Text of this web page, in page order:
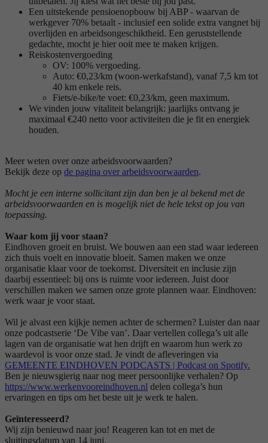
Een uitstekende pensioenopbouw bij ABP - waarvan de
werkgever 70% betaalt - inclusief een solide extra vangnet bij
overlijden en arbeidsongeschiktheid. Een geruststellende
gedachte, mocht je hier ooit mee te maken krijgen.
Reiskostenvergoeding
OV: 100% vergoeding.
Auto: €0,23/km (woon-werkafstand), vanaf 7,5 km tot
40 km enkele reis.
Fiets/e-bike/te voet: €0,23/km, geen maximum.
We vinden jouw vitaliteit belangrijk: jaarlijks ontvang je
maximaal €240 netto voor activiteiten die je fit en energiek
houden.
Meer weten over onze arbeidsvoorwaarden?
Bekijk deze op de pagina over arbeidsvoorwaarden.
Mocht je een interne sollicitant zijn dan ben je al bekend met de
arbeidsvoorwaarden en is mogelijk niet de hele tekst op jou van
toepassing.
Waar kom jij voor staan?
Eindhoven groeit en bruist. We bouwen aan een stad waar iedereen
zich thuis voelt en innovatie bloeit. Samen maken we onze
organisatie klaar voor de toekomst. Diversiteit en inclusie zijn
daarbij essentieel: bij ons is ruimte voor iedereen. Juist door
verschillen maken we samen onze grote plannen waar. Eindhoven:
werk waar je voor staat.
Wil je alvast een kijkje nemen achter de schermen? Luister dan naar
onze podcastserie ‘De Vibe van’. Daar vertellen collega’s uit alle
lagen van de organisatie wat hen drijft en waarom hun werk zo
waardevol is voor onze stad. Je vindt de afleveringen via
GEMEENTE EINDHOVEN PODCASTS | Podcast on Spotify.
Ben je nieuwsgierig naar nog meer persoonlijke verhalen? Op
https://www.werkenvooreindhoven.nl delen collega’s hun
ervaringen en tips om het beste uit je werk te halen.
Geïnteresseerd?
Wij zijn benieuwd naar jou! Reageren kan tot en met de
sluitingsdatum van 14 juni.